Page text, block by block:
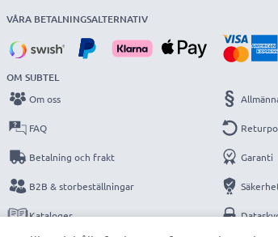
VÅRA BETALNINGSALTERNATIV
OM SUBTEL
Om oss
FAQ
Betalning och frakt
B2B & storbeställningar
Kataloger
Garanti